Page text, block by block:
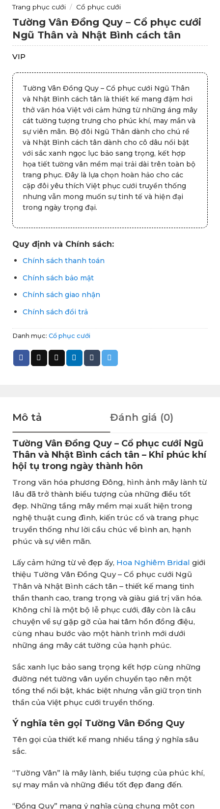
Trang phục cưới / Cổ phục cưới
Tường Vân Đồng Quy – Cổ phục cưới
Ngũ Thân và Nhật Bình cách tân
VIP
Tường Vân Đồng Quy – Cổ phục cưới Ngũ Thân
và Nhật Bình cách tân là thiết kế mang đậm hơi
thở văn hóa Việt với cảm hứng từ những áng mây
cát tường tượng trưng cho phúc khí, may mắn và
sự viên mãn. Bộ đôi Ngũ Thân dành cho chú rể
và Nhật Bình cách tân dành cho cô dâu nổi bật
với sắc xanh ngọc lục bảo sang trọng, kết hợp
họa tiết tường vân mềm mại trải dài trên toàn bộ
trang phục. Đây là lựa chọn hoàn hảo cho các
cặp đôi yêu thích Việt phục cưới truyền thống
nhưng vẫn mong muốn sự tinh tế và hiện đại
trong ngày trọng đại.
Quy định và Chính sách:
Chính sách thanh toán
Chính sách bảo mật
Chính sách giao nhận
Chính sách đổi trả
Danh mục: Cổ phục cưới
Mô tả Đánh giá (0)
Tường Vân Đồng Quy – Cổ phục cưới Ngũ
Thân và Nhật Bình cách tân – Khi phúc khí
hội tụ trong ngày thành hôn
Trong văn hóa phương Đông, hình ảnh mây lành từ
lâu đã trở thành biểu tượng của những điều tốt
đẹp. Những tầng mây mềm mại xuất hiện trong
nghệ thuật cung đình, kiến trúc cổ và trang phục
truyền thống như lời cầu chúc về bình an, hạnh
phúc và sự viên mãn.
Lấy cảm hứng từ vẻ đẹp ấy, Hoa Nghiêm Bridal giới
thiệu Tường Vân Đồng Quy – Cổ phục cưới Ngũ
Thân và Nhật Bình cách tân – thiết kế mang tinh
thần thanh cao, trang trọng và giàu giá trị văn hóa.
Không chỉ là một bộ lễ phục cưới, đây còn là câu
chuyện về sự gặp gỡ của hai tâm hồn đồng điệu,
cùng nhau bước vào một hành trình mới dưới
những áng mây cát tường của hạnh phúc.
Sắc xanh lục bảo sang trọng kết hợp cùng những
đường nét tường vân uyển chuyển tạo nên một
tổng thể nổi bật, khác biệt nhưng vẫn giữ trọn tinh
thần của Việt phục cưới truyền thống.
Ý nghĩa tên gọi Tường Vân Đồng Quy
Tên gọi của thiết kế mang nhiều tầng ý nghĩa sâu
sắc.
“Tường Vân” là mây lành, biểu tượng của phúc khí,
sự may mắn và những điều tốt đẹp đang đến.
“Đồng Quy” mang ý nghĩa cùng chung một con